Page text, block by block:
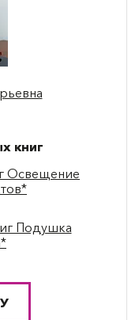
книг
Освещение
Подушка